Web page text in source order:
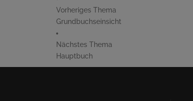
Vorheriges Thema
Grundbuchseinsicht
Nächstes Thema
Hauptbuch